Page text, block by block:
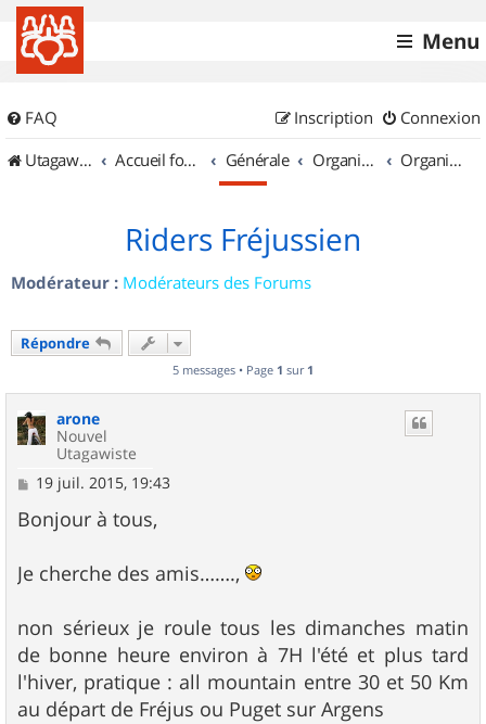
Menu
FAQ Connexion
Inscription
UtagawaVTT (Randos VTT et VTTAE avec traces GPS)
Accueil forum Générale Organisation de sorties & Recherche de partenaires Organisation de sorties en région Provence Alpes Côte d'Azur
Riders Fréjussien
Modérateur : Modérateurs des Forums
Répondre
5 messages • Page 1 sur 1
arone
Nouvel
Utagawiste
M
s
s
g
e
19 juil. 2015, 19:43
Bonjour à tous,
Je cherche des amis…….,
non sérieux je roule tous les dimanches matin
de bonne heure environ à 7H l'été et plus tard
l'hiver, pratique : all mountain entre 30 et 50 Km
au départ de Fréjus ou Puget sur Argens